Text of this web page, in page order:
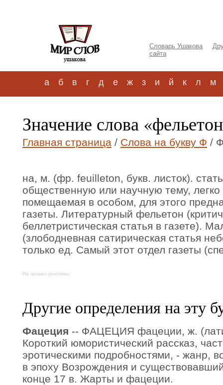
Словарь Ушакова
сайта
а б в г д е ж з и й к л м
Значение слова
Главная страница / Слова на букву Ф /
на, м. (фр. feuilleton, букв. листок).
общественную или научную тему,
помещаемая в особом, для этого
газеты. Литературный фельетон
беллетристическая статья в газете).
(злободневная сатирическая статья
только ед. Самый этот отдел газеты
На правах рекламы:
Другие определения на эту
Фацеция -- ФАЦЕЦИЯ фацеции, ж.
Короткий юмористический рассказ,
эротическими подробностями, - жанр,
в эпоху Возрождения и
конце 17 в. Жарты и фацеции.